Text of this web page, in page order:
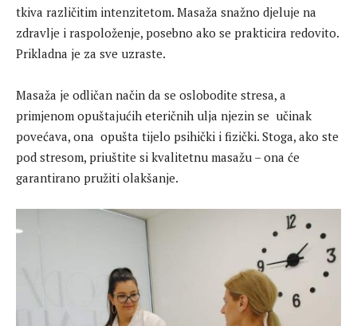
tkiva različitim intenzitetom. Masaža snažno djeluje na
zdravlje i raspoloženje, posebno ako se prakticira redovito.
Prikladna je za sve uzraste.
Masaža je odličan način da se oslobodite stresa, a
primjenom opuštajućih eteričnih ulja njezin se učinak
povećava, ona opušta tijelo psihički i fizički. Stoga, ako ste
pod stresom, priuštite si kvalitetnu masažu – ona će
garantirano pružiti olakšanje.